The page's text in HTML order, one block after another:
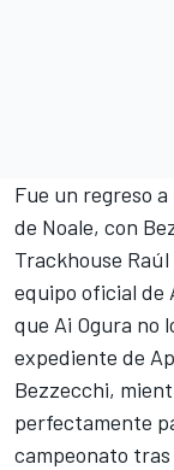
Fue un regreso
de Noale, con
Trackhouse
equipo oficial de
que Ai Ogura no
expediente de
Bezzecchi,
perfectamente
campeonato